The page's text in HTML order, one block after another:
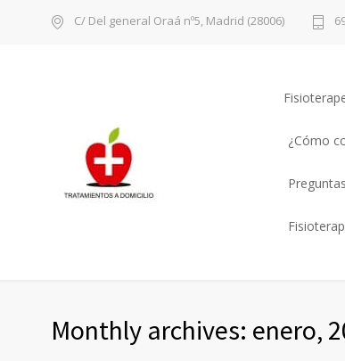
C/ Del general Oraá nº5, Madrid (28006)
¿Cómo
Monthly archives: enero,